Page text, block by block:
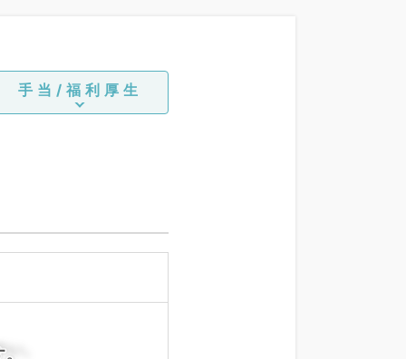
手当/福利厚生
。